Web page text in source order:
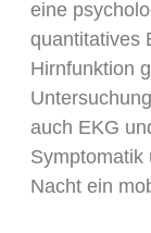
eine
quantitatives
Hirnfunktion
auch EKG
Symptomatik
Nacht ein